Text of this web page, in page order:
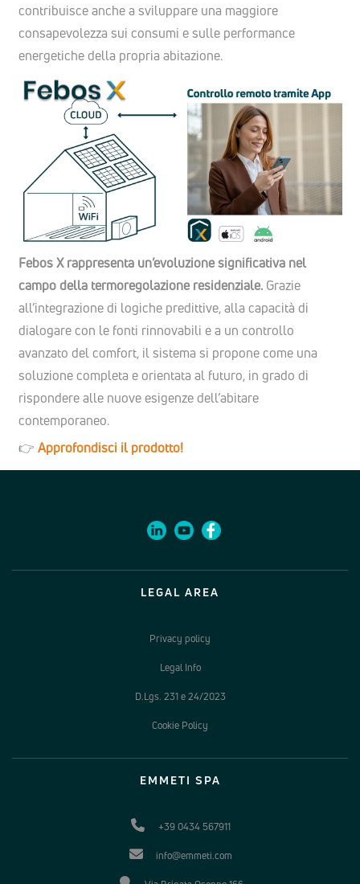
contribuisce anche a sviluppare una maggiore
consapevolezza sui consumi e sulle performance
energetiche della propria abitazione.
Febos X rappresenta un’evoluzione significativa nel
campo della termoregolazione residenziale.Grazie
all’integrazione di logiche predittive, alla capacità di
dialogare con le fonti rinnovabili e a un controllo
avanzato del comfort, il sistema si propone come una
soluzione completa e orientata al futuro, in grado di
rispondere alle nuove esigenze dell’abitare
contemporaneo.
👉 Approfondisci il prodotto!
LEGAL AREA
Privacy policy
Legal Info
D.Lgs. 231 e 24/2023
Cookie Policy
EMMETI SPA
+39 0434 567911
info@emmeti.com